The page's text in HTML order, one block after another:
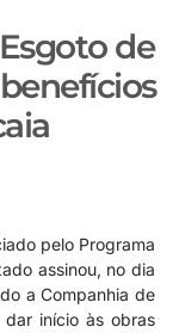
de
pelo Programa
assinou, no dia
a Companhia de
dar início às obras